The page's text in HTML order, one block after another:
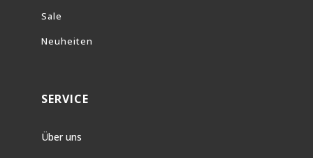
Sale
Neuheiten
SERVICE
Über uns